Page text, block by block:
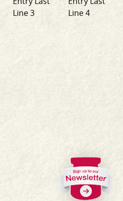
Line 3
Line 4